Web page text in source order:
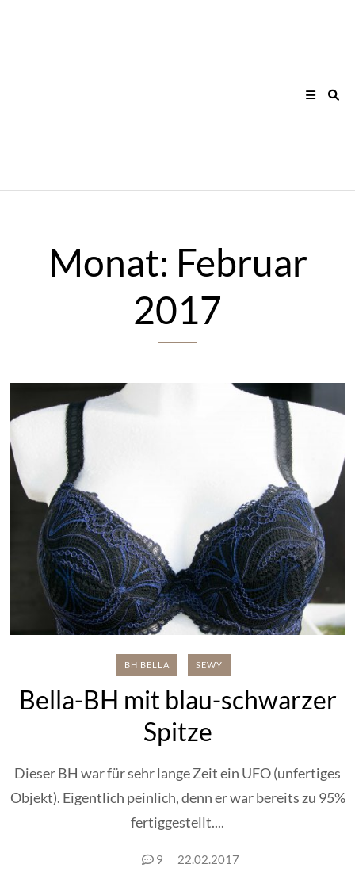
Monat: Februar
2017
BH BELLA SEWY
Bella-BH mit blau-schwarzer
Spitze
Dieser BH war für sehr lange Zeit ein UFO (unfertiges
Objekt). Eigentlich peinlich, denn er war bereits zu 95%
fertiggestellt....
9 22.02.2017